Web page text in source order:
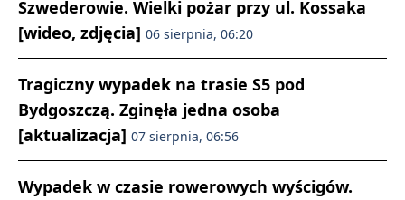
Szwederowie. Wielki pożar przy ul. Kossaka
[wideo, zdjęcia] 06 sierpnia, 06:20
Tragiczny wypadek na trasie S5 pod
Bydgoszczą. Zginęła jedna osoba
[aktualizacja] 07 sierpnia, 06:56
Wypadek w czasie rowerowych wyścigów.